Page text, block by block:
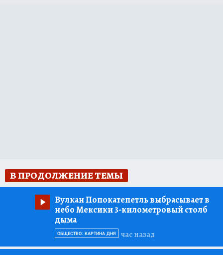
В ПРОДОЛЖЕНИЕ ТЕМЫ
Вулкан Попокатепетль выбрасывает в
небо Мексики 3-километровый столб
дыма
час назад
ОБЩЕСТВО: КАРТИНА ДНЯ